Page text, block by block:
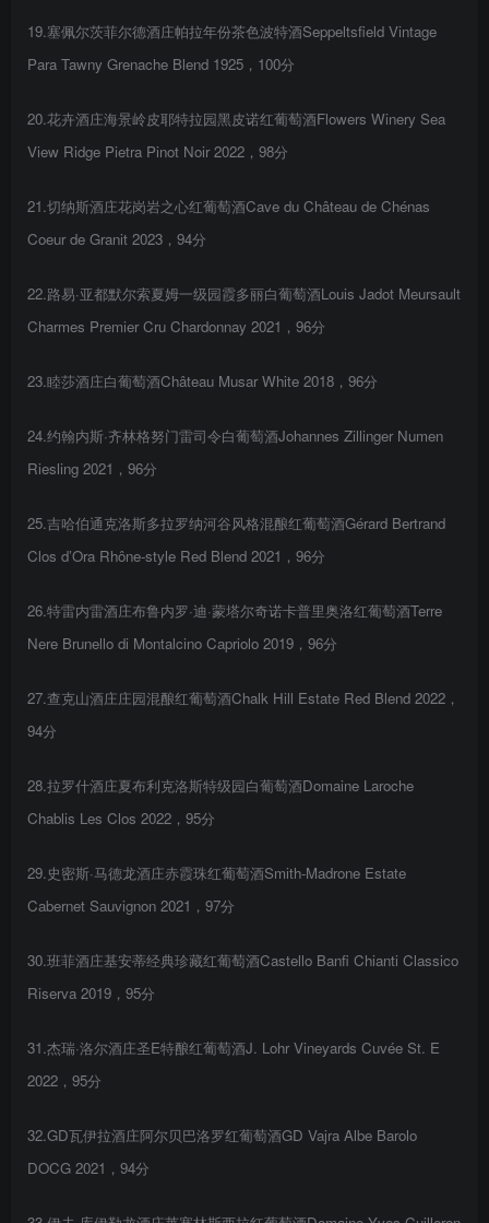
19.塞佩尔茨菲尔德酒庄帕拉年份茶色波特酒Seppeltsfield Vintage
Para Tawny Grenache Blend 1925，100分
20.花卉酒庄海景岭皮耶特拉园黑皮诺红葡萄酒Flowers Winery Sea
View Ridge Pietra Pinot Noir 2022，98分
21.切纳斯酒庄花岗岩之心红葡萄酒Cave du Château de Chénas
Coeur de Granit 2023，94分
22.路易·亚都默尔索夏姆一级园霞多丽白葡萄酒Louis Jadot Meursault
Charmes Premier Cru Chardonnay 2021，96分
23.睦莎酒庄白葡萄酒Château Musar White 2018，96分
24.约翰内斯·齐林格努门雷司令白葡萄酒Johannes Zillinger Numen
Riesling 2021，96分
25.吉哈伯通克洛斯多拉罗纳河谷风格混酿红葡萄酒Gérard Bertrand
Clos d’Ora Rhône-style Red Blend 2021，96分
26.特雷内雷酒庄布鲁内罗·迪·蒙塔尔奇诺卡普里奥洛红葡萄酒Terre
Nere Brunello di Montalcino Capriolo 2019，96分
27.查克山酒庄庄园混酿红葡萄酒Chalk Hill Estate Red Blend 2022，
94分
28.拉罗什酒庄夏布利克洛斯特级园白葡萄酒Domaine Laroche
Chablis Les Clos 2022，95分
29.史密斯·马德龙酒庄赤霞珠红葡萄酒Smith-Madrone Estate
Cabernet Sauvignon 2021，97分
30.班菲酒庄基安蒂经典珍藏红葡萄酒Castello Banfi Chianti Classico
Riserva 2019，95分
31.杰瑞·洛尔酒庄圣E特酿红葡萄酒J. Lohr Vineyards Cuvée St. E
2022，95分
32.GD瓦伊拉酒庄阿尔贝巴洛罗红葡萄酒GD Vajra Albe Barolo
DOCG 2021，94分